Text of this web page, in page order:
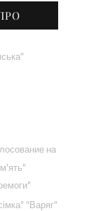
на
"Варяг"